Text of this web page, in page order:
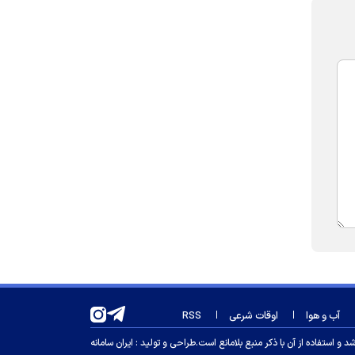
آب و هوا اوقات شرعی RSS
استفاده از آن با ذکر منبع بلامانع است.طراحی و تولید : ایران سامانه